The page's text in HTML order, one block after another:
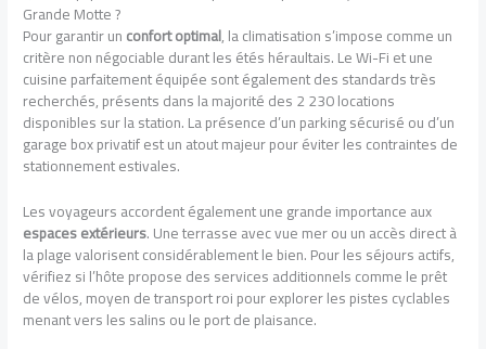
Grande Motte ?
Pour garantir unconfort optimal, la climatisation s’impose comme un
critère non négociable durant les étés héraultais. Le Wi-Fi et une
cuisine parfaitement équipée sont également des standards très
recherchés, présents dans la majorité des 2 230 locations
disponibles sur la station. La présence d’un parking sécurisé ou d’un
garage box privatif est un atout majeur pour éviter les contraintes de
stationnement estivales.
Les voyageurs accordent également une grande importance aux
espaces extérieurs. Une terrasse avec vue mer ou un accès direct à
la plage valorisent considérablement le bien. Pour les séjours actifs,
vérifiez si l’hôte propose des services additionnels comme le prêt
de vélos, moyen de transport roi pour explorer les pistes cyclables
menant vers les salins ou le port de plaisance.